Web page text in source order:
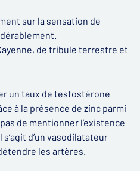
sur la sensation de
de tribule terrestre et
un taux de testostérone
à la présence de zinc parmi
de mentionner l’existence
d’un vasodilatateur
les artères.